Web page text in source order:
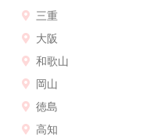
三重
大阪
和歌山
岡山
徳島
高知